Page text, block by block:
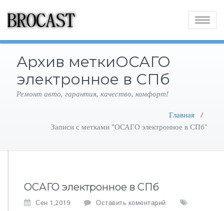
Toggle
Архив меткиОСАГО
электронное в СПб
Ремонт авто, гарантия, качество, комфорт!
Главная /
Записи с метками "ОСАГО электронное в СПб"
ОСАГО электронное в СПб
Сен 1,2019
Оставить коментарий